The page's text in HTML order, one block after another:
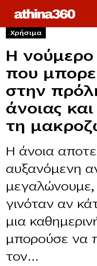
Χρήσιμα
Η νούμερο
που
στην
άνοιας
τη
Η άνοια
αυξανόμενη
μεγαλώνουμε,
γινόταν αν
μια
μπορούσε να
τον…